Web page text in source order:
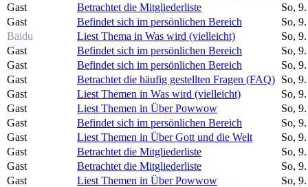
Gast
Betrachtet die Mitgliederliste
So,
Gast
Befindet sich im persönlichen Bereich
So,
Baidu
Liest Thema in Was wird (vielleicht)
So,
Gast
Befindet sich im persönlichen Bereich
So,
Gast
Befindet sich im persönlichen Bereich
So,
Gast
Betrachtet die häufig gestellten Fragen (FAQ) So,
Gast
Liest Themen in Was wird (vielleicht)
So,
Gast
Liest Themen in Über Powwow
So,
Gast
Befindet sich im persönlichen Bereich
So,
Gast
Liest Themen in Über Gott und die Welt
So,
Gast
Betrachtet die Mitgliederliste
So,
Gast
Betrachtet die Mitgliederliste
So,
Gast
Liest Themen in Über Powwow
So,